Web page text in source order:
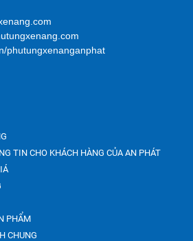
phutungxenanganphat
TIN CHO KHÁCH HÀNG CỦA AN PHÁT
PHẨM
CHUNG